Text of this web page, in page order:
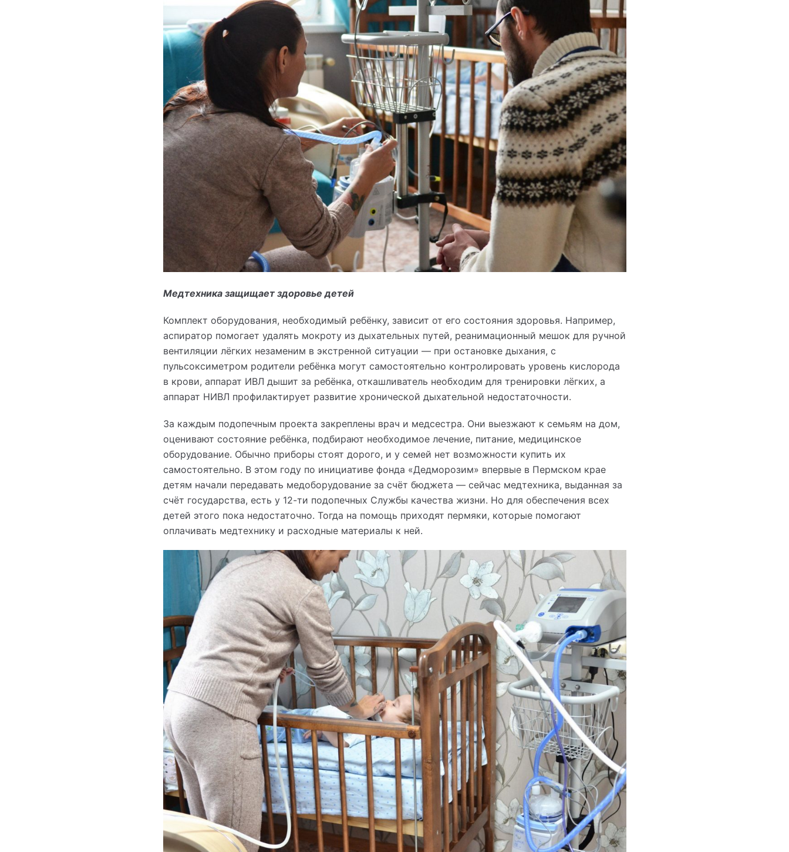
Медтехника защищает здоровье детей
Комплект оборудования, необходимый ребёнку, зависит от его состояния здоровья. Например,
аспиратор помогает удалять мокроту из дыхательных путей, реанимационный мешок для ручной
вентиляции лёгких незаменим в экстренной ситуации — при остановке дыхания, с
пульсоксиметром родители ребёнка могут самостоятельно контролировать уровень кислорода
в крови, аппарат ИВЛ дышит за ребёнка, откашливатель необходим для тренировки лёгких, а
аппарат НИВЛ профилактирует развитие хронической дыхательной недостаточности.
За каждым подопечным проекта закреплены врач и медсестра. Они выезжают к семьям на дом,
оценивают состояние ребёнка, подбирают необходимое лечение, питание, медицинское
оборудование. Обычно приборы стоят дорого, и у семей нет возможности купить их
самостоятельно. В этом году по инициативе фонда «Дедморозим» впервые в Пермском крае
детям начали передавать медоборудование за счёт бюджета — сейчас медтехника, выданная за
счёт государства, есть у 12-ти подопечных Службы качества жизни. Но для обеспечения всех
детей этого пока недостаточно. Тогда на помощь приходят пермяки, которые помогают
оплачивать медтехнику и расходные материалы к ней.